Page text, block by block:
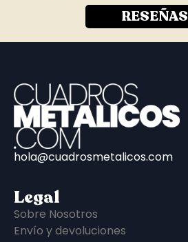
RESEÑAS
hola@cuadrosmetalicos.com
Legal
Sobre Nosotros
Envío y devoluciones